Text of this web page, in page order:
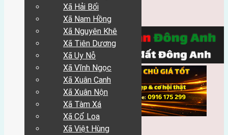
Trang Chủ
Xã Hải Bối
Xã Nam Hồng
Xã Nguyên Khê
Xã Tiên Dương
Xã Uy Nỗ
Xã Vĩnh Ngọc
Xã Xuân Canh
Xã Xuân Nộn
Xã Tàm Xá
Xã Cổ Loa
Xã Việt Hùng